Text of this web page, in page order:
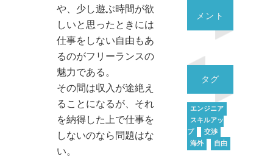
や、少し遊ぶ時間が欲
しいと思ったときには
仕事をしない自由もあ
るのがフリーランスの
魅力である。
その間は収入が途絶え
ることになるが、それ
を納得した上で仕事を
しないのなら問題はな
い。
メント
タグ
エンジニア
スキルアッ
プ
交渉
海外
自由